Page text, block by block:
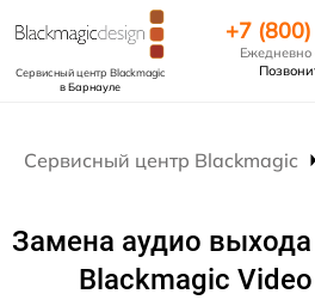
Сервисный центр Blackmagic
в Барнауле
+7
Сервисный центр Blackmagic
Замена аудио
Blackmagic